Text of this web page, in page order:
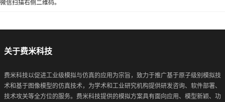
微信扫描右侧二维码。
关于费米科技
费米科技以促进工业级模拟与仿真的应用为宗旨，致力于推广基于原子级别模拟技
术和基于图像模型的仿真技术，为学术和工业研究机构提供研发咨询、软件部署、
技术攻关等全方位的服务。费米科技提供的模拟方案具有面向应用、模型新颖、功